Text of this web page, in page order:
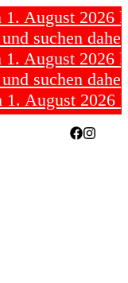
2026
suchen daher
2026
suchen daher
2026